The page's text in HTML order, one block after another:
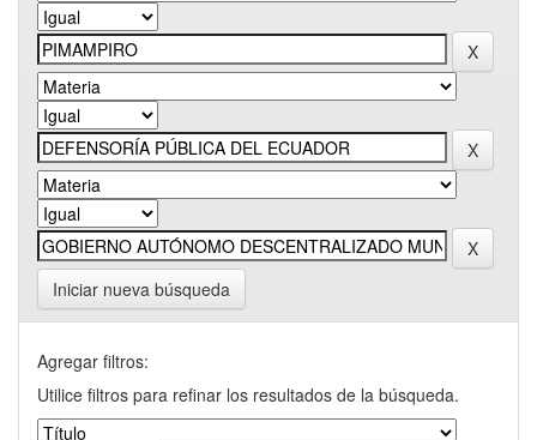
Iniciar nueva búsqueda
Agregar filtros:
Utilice filtros para refinar los resultados de la búsqueda.